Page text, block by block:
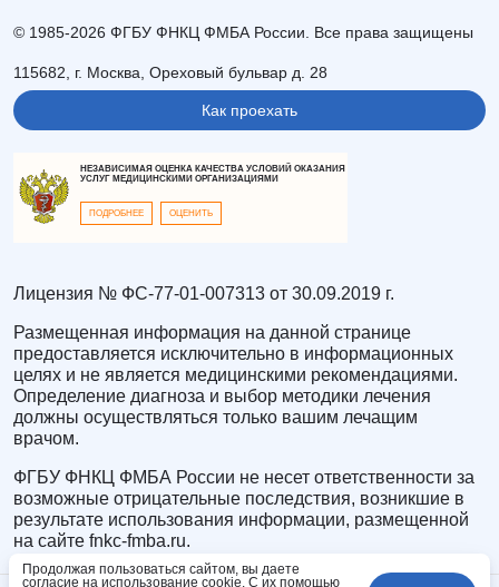
© 1985-2026 ФГБУ ФНКЦ ФМБА России. Все права защищены
115682, г. Москва, Ореховый бульвар д. 28
Как проехать
НЕЗАВИСИМАЯ ОЦЕНКА КАЧЕСТВА УСЛОВИЙ ОКАЗАНИЯ
УСЛУГ МЕДИЦИНСКИМИ ОРГАНИЗАЦИЯМИ
ПОДРОБНЕЕ ОЦЕНИТЬ
Лицензия № ФС-77-01-007313 от 30.09.2019 г.
Размещенная информация на данной странице
предоставляется исключительно в информационных
целях и не является медицинскими рекомендациями.
Определение диагноза и выбор методики лечения
должны осуществляться только вашим лечащим
врачом.
ФГБУ ФНКЦ ФМБА России не несет ответственности за
возможные отрицательные последствия, возникшие в
результате использования информации, размещенной
на сайте fnkc-fmba.ru.
Продолжая пользоваться сайтом, вы даете
согласие на использование cookie. С их помощью